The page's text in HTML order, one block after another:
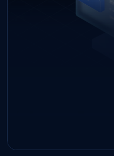
para onde foi
cumpridas —,